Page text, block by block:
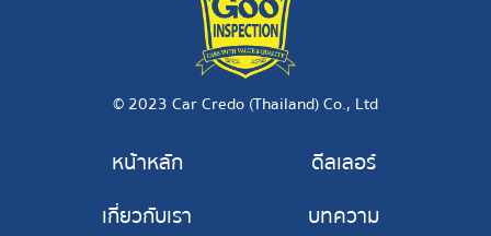
© 2023 Car Credo (Thailand) Co., Ltd
หน้าหลัก
เกี่ยวกับเรา
ดีลเลอร์
บทความ